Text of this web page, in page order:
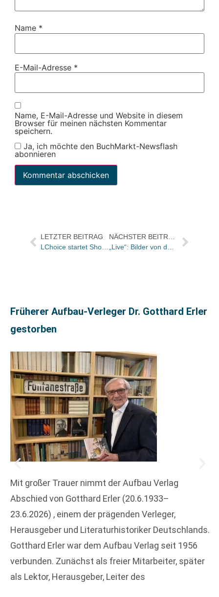
Name *
E-Mail-Adresse *
Name, E-Mail-Adresse und Website in diesem
Browser für meinen nächsten Kommentar
speichern.
Ja, ich möchte den BuchMarkt-Newsflash
abonnieren
LETZTER BEITRAG
LChoice startet Shop-Portal
Früherer Aufbau-Verleger Dr. Gotthard Erler
gestorben
Mit großer Trauer nimmt der Aufbau Verlag
Abschied von Gotthard Erler (20.6.1933–
23.6.2026) , einem der prägenden Verleger,
Herausgeber und Literaturhistoriker Deutschlands.
Gotthard Erler war dem Aufbau Verlag seit 1956
verbunden. Zunächst als freier Mitarbeiter, später
als Lektor, Herausgeber, Leiter des